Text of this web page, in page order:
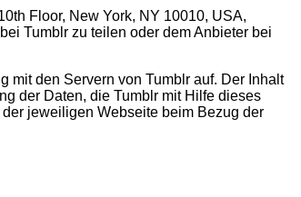
Floor, New York, NY 10010, USA,
Tumblr zu teilen oder dem Anbieter bei
mit den Servern von Tumblr auf. Der Inhalt
der Daten, die Tumblr mit Hilfe dieses
jeweiligen Webseite beim Bezug der